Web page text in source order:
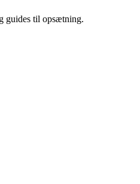
guides til opsætning.